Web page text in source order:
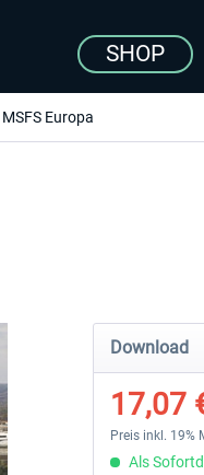
SHOP
MSFS Europa
Download
17,07
Preis inkl. 19%
Als